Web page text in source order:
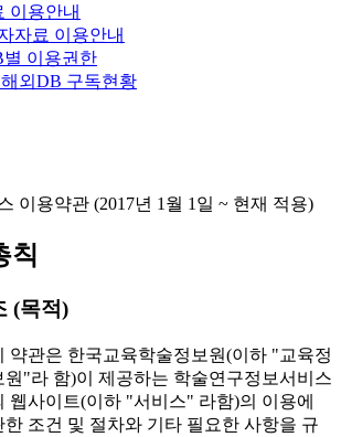
이용안내
자료 이용안내
이용권한
외DB 구독현황
이용약관 (2017년 1월 1일 ~ 현재 적용)
칙
(목적)
약관은 한국교육학술정보원(이하 "교육정
원"라 함)이 제공하는 학술연구정보서비스
웹사이트(이하 "서비스" 라함)의 이용에
한 조건 및 절차와 기타 필요한 사항을 규